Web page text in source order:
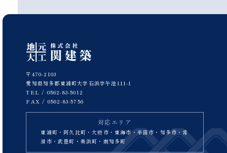
〒470-2103
愛知県知多郡東浦町大字石浜字午池111-1
TEL / 0562-83-5012
FAX / 0562-83-5756
対応エリア
東浦町・阿久比町・大府市・東海市・半田市・知多市・常
滑市・武豊町・美浜町・南知多町